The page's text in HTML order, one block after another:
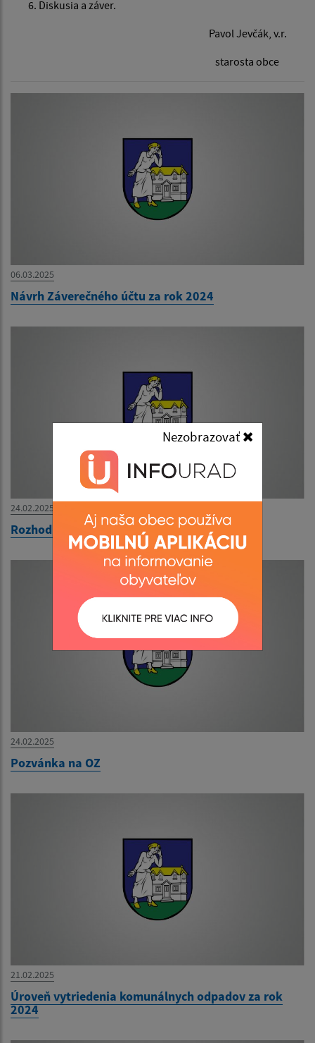
Nezobrazovať
Diskusia a záver.
Pavol Jevčák, v.r.
starosta obce
06.03.2025
Návrh Záverečného účtu za rok 2024
24.02.2025
Rozhodnutie
24.02.2025
Pozvánka na OZ
21.02.2025
Úroveň vytriedenia komunálnych odpadov za rok
2024